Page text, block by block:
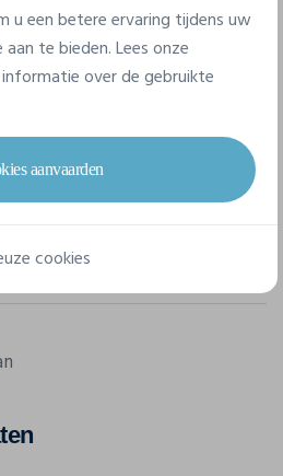
u een betere ervaring tijdens uw
te bieden. Lees onze
over de gebruikte
aanvaarden
cookies